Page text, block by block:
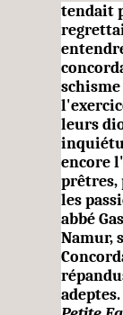
tendait
leurs
encore
prêtres,
les
abbé
Namur,